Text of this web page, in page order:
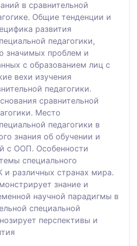
в сравнительной
Общие тенденции и
развития
педагогики,
значимых проблем и
с образованием лиц с
вехи изучения
педагогики.
сравнительной
Место
педагогики в
знания об обучении и
с ООП. Особенности
специального
и различных странах мира.
знание и
научной парадигмы в
специальной
перспективы и